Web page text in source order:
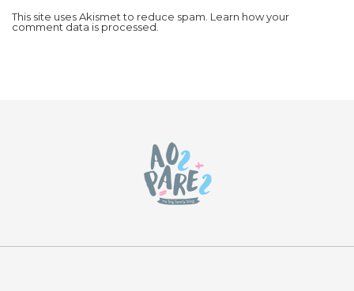
This site uses Akismet to reduce spam. Learn how your
comment data is processed.